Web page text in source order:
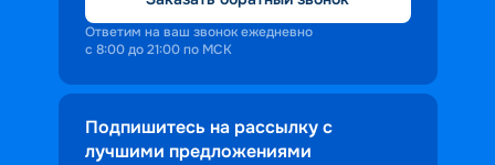
Ответим на ваш звонок ежедневно
с 8:00 до 21:00 по МСК
Подпишитесь на рассылку с
лучшими предложениями